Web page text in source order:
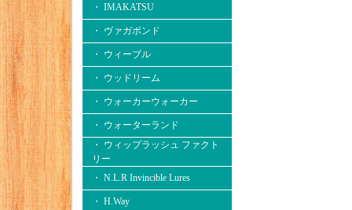
・ IMAKATSU
・ ヴァガボンド
・ ウィーブル
・ ウッドリーム
・ ウォーカーウォーカー
・ ウォーターランド
・ ウィップラッシュ ファクト
リー
・ N.L.R Invincible Lures
・ H.Way